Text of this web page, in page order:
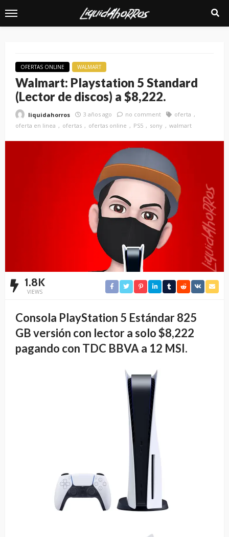
OFERTAS ONLINE WALMART
Walmart: Playstation 5 Standard
(Lector de discos) a $8,222.
liquidahorros 3 años ago no comment
oferta
oferta en linea
ofertas ofertas online PS5 sony walmart
1.8K
VIEWS
Consola PlayStation 5 Estándar 825
GB versión con lector a solo $8,222
pagando con TDC BBVA a 12 MSI.